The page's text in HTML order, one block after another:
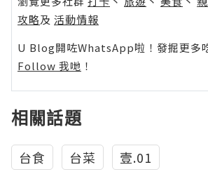
攻略及 活動情報
U Blog開咗WhatsApp啦！發掘更多
Follow 我哋 ！
相關話題
台食 台菜 壹.01